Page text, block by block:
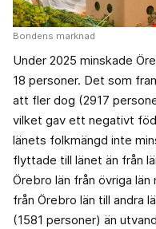
Bondens marknad
Under 2025 minskade
18 personer. Det som
att fler dog (2917
vilket gav ett negativt
länets folkmängd inte
flyttade till länet än från
Örebro län från övriga
från Örebro län till andra
(1581 personer) än